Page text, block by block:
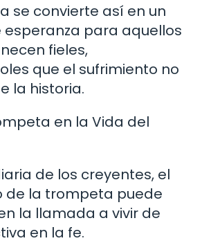
se convierte así en un
para aquellos
fieles,
que el sufrimiento no
la historia.
en la Vida del
de los creyentes, el
de la trompeta puede
la llamada a vivir de
en la fe.